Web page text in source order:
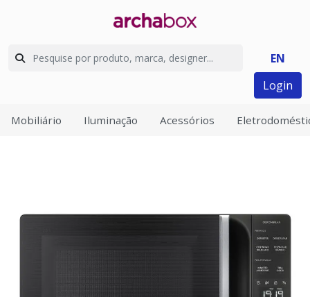
EN
Login
Mobiliário Iluminação Acessórios